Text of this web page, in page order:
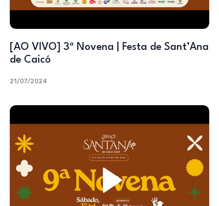
[AO VIVO] 3ª Novena | Festa de Sant’Ana
de Caicó
21/07/2024